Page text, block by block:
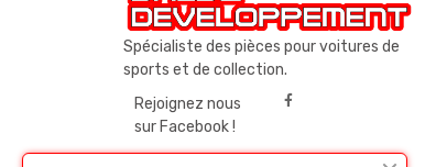
Spécialiste des pièces pour voitures de
sports et de collection.
Rejoignez nous
sur Facebook !